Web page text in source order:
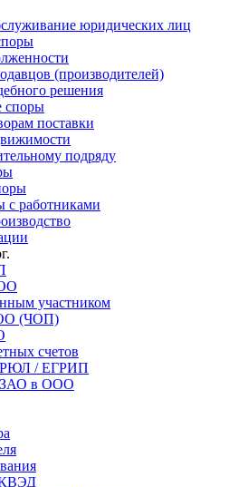
юридических лиц
(производителей)
решения
споры
поставки
подряду
с работниками
участником
(ЧОП)
счетов
/ ЕГРИП
ЗАО в ООО